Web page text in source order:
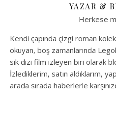
YAZAR &
Herkese
Kendi çapında çizgi roman
okuyan, boş zamanlarında
sık dizi film izleyen biri olarak
İzlediklerim, satın aldıklarım,
arada sırada haberlerle